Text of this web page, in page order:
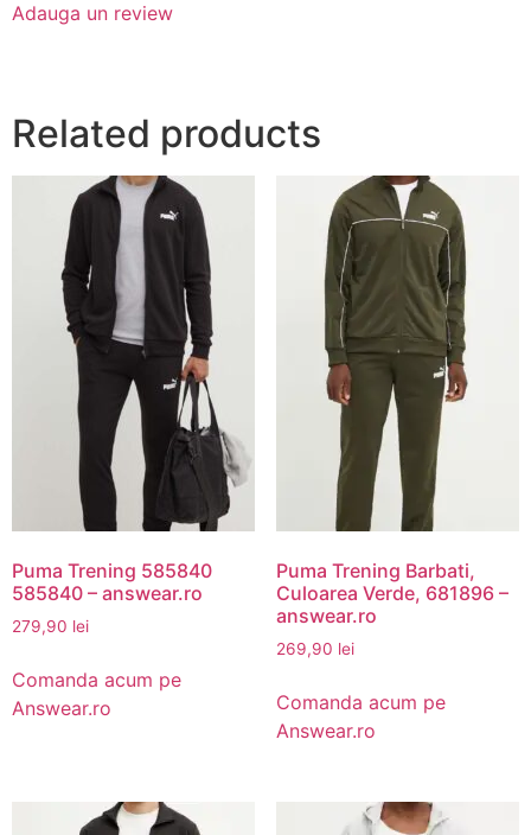
Adauga un review
Related products
Puma Trening 585840
585840 – answear.ro
279,90 lei
Comanda acum pe
Answear.ro
Puma Trening Barbati,
Culoarea Verde, 681896 –
answear.ro
269,90 lei
Comanda acum pe
Answear.ro